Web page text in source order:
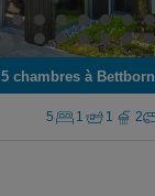
5 chambres à Bettborn
5 1 1 2